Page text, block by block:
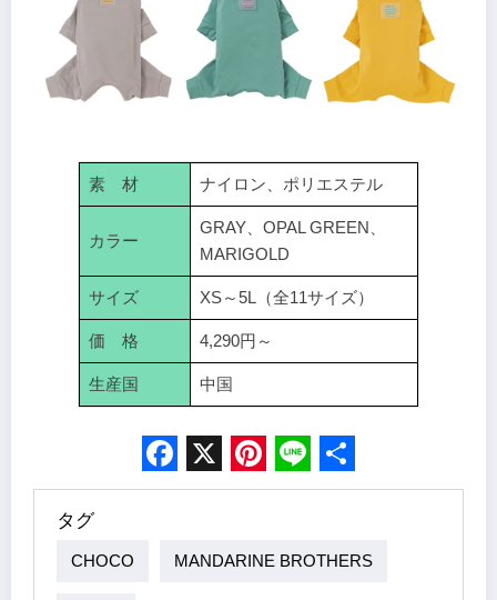
素 材 ナイロン、ポリエステル
カラー
GRAY、OPAL GREEN、
MARIGOLD
サイズ XS～5L（全11サイズ）
価 格 4,290円～
生産国 中国
Facebook
X Pinterest
LineShare
タグ
CHOCO MANDARINE BROTHERS